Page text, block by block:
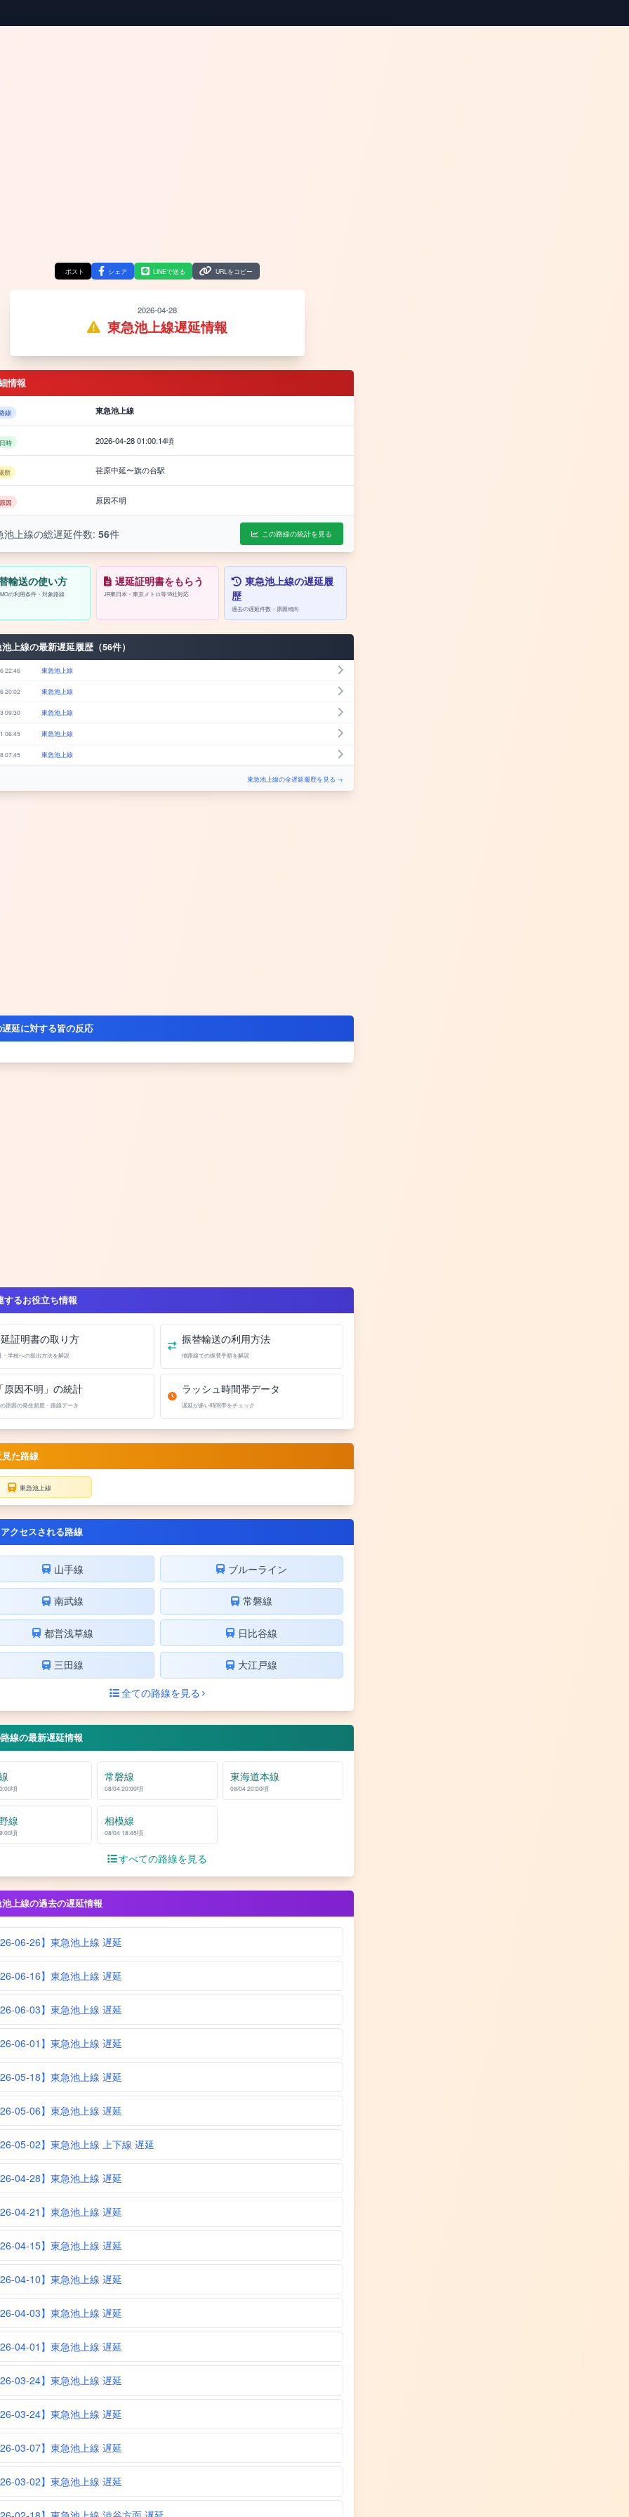
ポスト シェア LINEで送る URLをコピー
2026-04-28
東急池上線遅延情報
情報
線 東急池上線
時 2026-04-28 01:00:14頃
所 荏原中延〜旗の台駅
因 原因不明
池上線の総遅延件数: 56件 この路線の統計を見る
輸送の使い方
の利用条件・対象路線
遅延証明書をもらう
JR東日本・東京メトロ等18社対応
東急池上線の遅延履
歴
過去の遅延件数・原因傾向
上線の最新遅延履歴（56件）
22:46 東急池上線
20:02 東急池上線
09:30 東急池上線
06:45 東急池上線
07:45 東急池上線
東急池上線の全遅延履歴を見る →
延に対する皆の反応
するお役立ち情報
証明書の取り方
・学校への提出方法を解説
振替輸送の利用方法
他路線での振替手順を解説
原因不明」の統計
原因の発生頻度・路線データ
ラッシュ時間帯データ
遅延が多い時間帯をチェック
た路線
東急池上線
クセスされる路線
山手線 ブルーライン
南武線 常磐線
都営浅草線 日比谷線
三田線
大江戸線
全ての路線を見る
線の最新遅延情報
頃
常磐線
08/04 20:00頃
東海道本線
08/04 20:00頃
線
頃
相模線
08/04 18:45頃
すべての路線を見る
上線の過去の遅延情報
06-26】東急池上線 遅延
06-16】東急池上線 遅延
06-03】東急池上線 遅延
06-01】東急池上線 遅延
05-18】東急池上線 遅延
05-06】東急池上線 遅延
05-02】東急池上線 上下線 遅延
04-28】東急池上線 遅延
04-21】東急池上線 遅延
04-15】東急池上線 遅延
04-10】東急池上線 遅延
04-03】東急池上線 遅延
04-01】東急池上線 遅延
03-24】東急池上線 遅延
03-24】東急池上線 遅延
03-07】東急池上線 遅延
03-02】東急池上線 遅延